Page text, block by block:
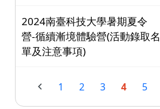
2024南臺科技大學暑期夏令
營-循續漸境體驗營(活動錄取名
單及注意事項)
1 2 3 4 5